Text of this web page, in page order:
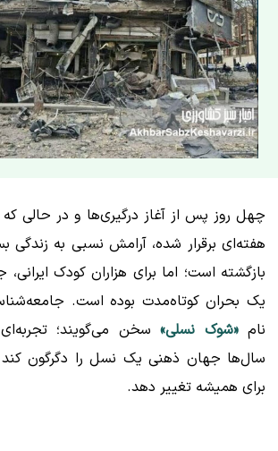
چهل روز پس از آغاز درگیری‌ها و در حالی
هفته‌ای برقرار شده، آرامش نسبی به زندگی
بازگشته است؛ اما برای هزاران کودک
یک بحران کوتاه‌مدت بوده است.
نام«شوک نسلی» سخن می‌گویند؛
سال‌ها جهان ذهنی یک نسل را دگرگون کند
برای همیشه تغییر دهد.